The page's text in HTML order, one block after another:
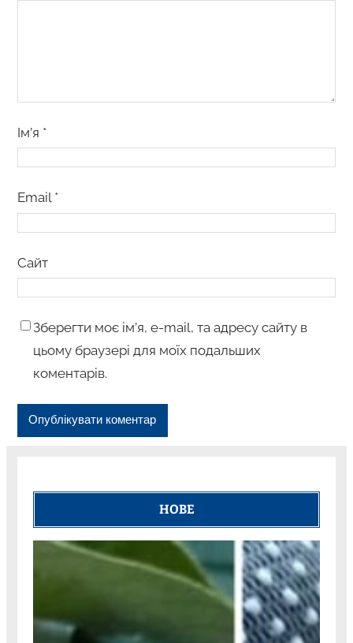
Ім’я *
Email *
Сайт
Зберегти моє ім’я, e-mail, та адресу сайту в
цьому браузері для моїх подальших
коментарів.
НОВЕ